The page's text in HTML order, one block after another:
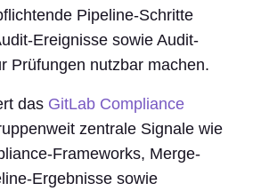
Pipeline-Schritte
Ereignisse sowie Audit-
Prüfungen nutzbar machen.
das GitLab Compliance
zentrale Signale wie
Frameworks, Merge-
Ergebnisse sowie